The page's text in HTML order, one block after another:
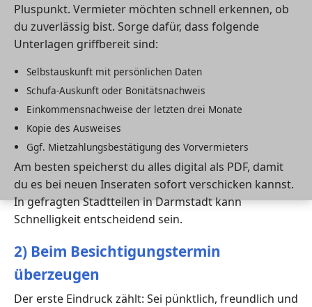
Pluspunkt. Vermieter möchten schnell erkennen, ob
du zuverlässig bist. Sorge dafür, dass folgende
Unterlagen griffbereit sind:
Selbstauskunft mit persönlichen Daten
Schufa-Auskunft oder Bonitätsnachweis
Einkommensnachweise der letzten drei Monate
Kopie des Ausweises
Ggf. Mietzahlungsbestätigung des Vorvermieters
Am besten speicherst du alles digital als PDF, damit
du es bei neuen Inseraten sofort verschicken kannst.
In gefragten Stadtteilen in Darmstadt kann
Schnelligkeit entscheidend sein.
2) Beim Besichtigungstermin
überzeugen
Der erste Eindruck zählt: Sei pünktlich, freundlich und